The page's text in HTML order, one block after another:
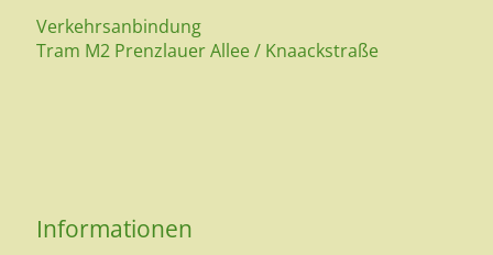
Verkehrsanbindung
Tram M2 Prenzlauer Allee / Knaackstraße
Informationen